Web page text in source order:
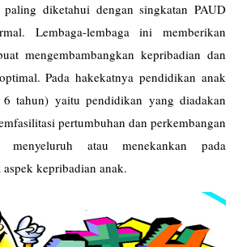
diketahui dengan singkatan PAUD
Lembaga-lembaga ini memberikan
mengembambangkan kepribadian dan
Pada hakekatnya pendidikan anak
tahun) yaitu pendidikan yang diadakan
pertumbuhan dan perkembangan
atau menekankan pada
kepribadian anak.